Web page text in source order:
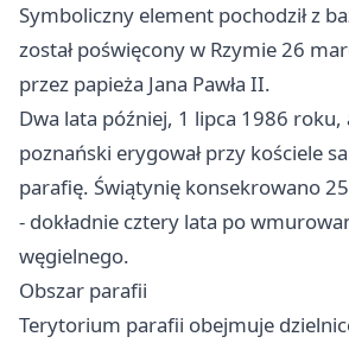
Symboliczny element pochodził z
został poświęcony w Rzymie 26
przez papieża Jana Pawła II.
Dwa lata później, 1 lipca 1986
poznański erygował przy kościele
parafię. Świątynię konsekrowano
- dokładnie cztery lata po
węgielnego.
Obszar parafii
Terytorium parafii obejmuje